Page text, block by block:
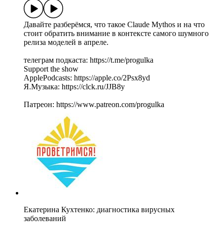
Давайте разберёмся, что такое Claude Mythos и на что
стоит обратить внимание в контексте самого шумного
релиза моделей в апреле.
телеграм подкаста: https://t.me/progulka
Support the show
ApplePodcasts: https://apple.co/2Psx8yd
Я.Музыка: https://clck.ru/JJB8y
Патреон: https://www.patreon.com/progulka
Екатерина Кухтенко: диагностика вирусных
заболеваний